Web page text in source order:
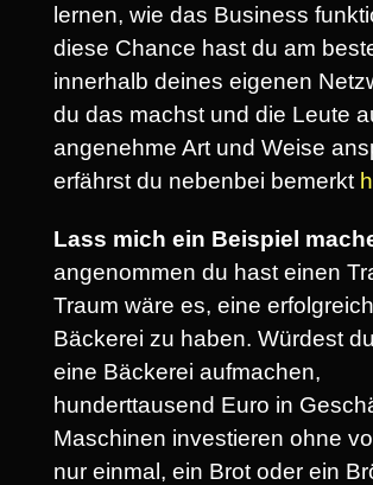
lernen, wie das Business
diese Chance hast du am
innerhalb deines eigenen
du das machst und die Leute
angenehme Art und Weise
erfährst du nebenbei bemerkt
Lass mich ein Beispiel
angenommen du hast einen
Traum wäre es, eine
Bäckerei zu haben. Würdest
eine Bäckerei aufmachen,
hunderttausend Euro in
Maschinen investieren ohne
nur einmal, ein Brot oder ein